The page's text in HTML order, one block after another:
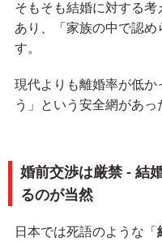
そもそも結婚に対する
あり、「家族の中で認
す。
現代よりも離婚率が低
う」という安全網があっ
婚前交渉は厳禁 - 結
るのが当然
日本では死語のような「